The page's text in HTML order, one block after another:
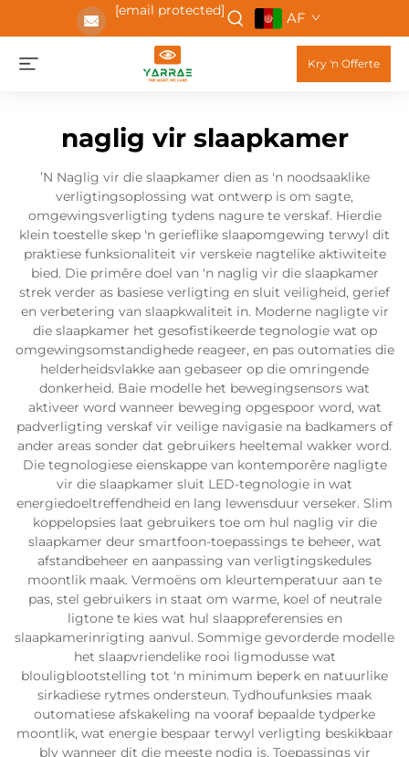
[email protected] AF
Kry 'n Offerte
naglig vir slaapkamer
ʼN Naglig vir die slaapkamer dien as 'n noodsaaklike
verligtingsoplossing wat ontwerp is om sagte,
omgewingsverligting tydens nagure te verskaf. Hierdie
klein toestelle skep 'n gerieflike slaapomgewing terwyl dit
praktiese funksionaliteit vir verskeie nagtelike aktiwiteite
bied. Die primêre doel van 'n naglig vir die slaapkamer
strek verder as basiese verligting en sluit veiligheid, gerief
en verbetering van slaapkwaliteit in. Moderne nagligte vir
die slaapkamer het gesofistikeerde tegnologie wat op
omgewingsomstandighede reageer, en pas outomaties die
helderheidsvlakke aan gebaseer op die omringende
donkerheid. Baie modelle het bewegingsensors wat
aktiveer word wanneer beweging opgespoor word, wat
padverligting verskaf vir veilige navigasie na badkamers of
ander areas sonder dat gebruikers heeltemal wakker word.
Die tegnologiese eienskappe van kontemporêre nagligte
vir die slaapkamer sluit LED-tegnologie in wat
energiedoeltreffendheid en lang lewensduur verseker. Slim
koppelopsies laat gebruikers toe om hul naglig vir die
slaapkamer deur smartfoon-toepassings te beheer, wat
afstandbeheer en aanpassing van verligtingskedules
moontlik maak. Vermoëns om kleurtemperatuur aan te
pas, stel gebruikers in staat om warme, koel of neutrale
ligtone te kies wat hul slaappreferensies en
slaapkamerinrigting aanvul. Sommige gevorderde modelle
het slaapvriendelike rooi ligmodusse wat
blouligblootstelling tot 'n minimum beperk en natuurlike
sirkadiese rytmes ondersteun. Tydhoufunksies maak
outomatiese afskakeling na vooraf bepaalde tydperke
moontlik, wat energie bespaar terwyl verligting beskikbaar
bly wanneer dit die meeste nodig is. Toepassings vir